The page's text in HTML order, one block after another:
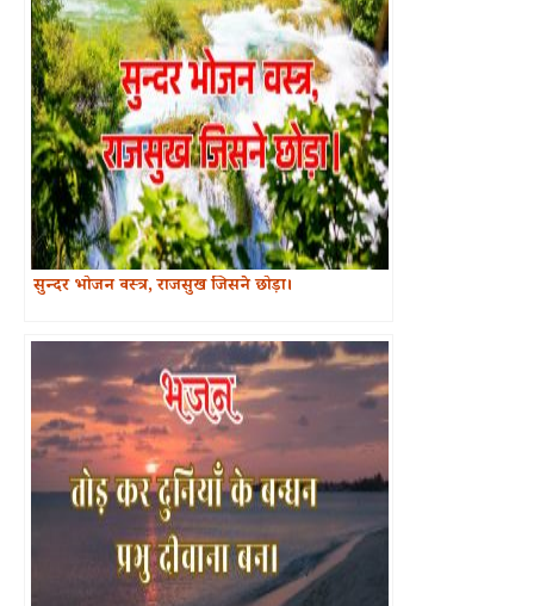
सुन्दर भोजन वस्त्र, राजसुख जिसने छोड़ा।